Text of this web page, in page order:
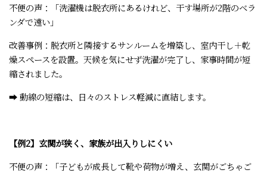
不便の声：「洗濯機は脱衣所にあるけれど、干す場所が2階のベラ
ンダで遠い」
改善事例：脱衣所と隣接するサンルームを増築し、室内干し＋乾
燥スペースを設置。天候を気にせず洗濯が完了し、家事時間が短
縮されました。
➡ 動線の短縮は、日々のストレス軽減に直結します。
【例2】玄関が狭く、家族が出入りしにくい
不便の声：「子どもが成長して靴や荷物が増え、玄関がごちゃご